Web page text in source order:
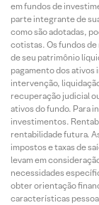
em fundos de
parte integrante de
como são adotadas,
cotistas. Os fundos
de seu patrimônio
pagamento dos
intervenção,
recuperação judicial
ativos do fundo. Para
investimentos.
rentabilidade futura.
impostos e taxas de
levam em
necessidades
obter orientação
características